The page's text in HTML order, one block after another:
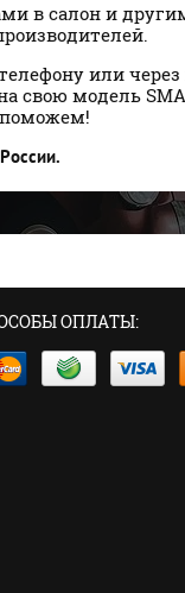
в салон и
или через
свою модель
ОПЛАТЫ: